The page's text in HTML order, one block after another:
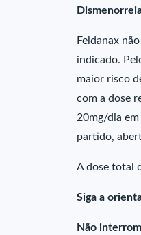
Feldanax
indicado.
maior risco
com a dose
20mg/dia
partido,
A dose total
Siga a
Não